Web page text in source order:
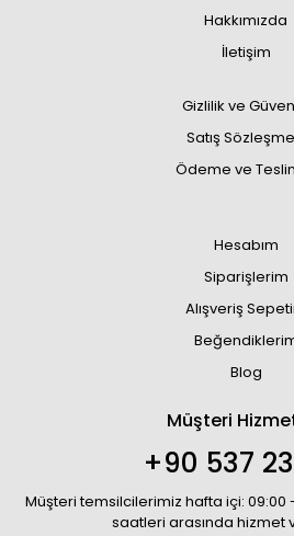
Hakkımızda
İletişim
Gizlilik ve
Satış
Ödeme ve
Hesabım
Siparişlerim
Alışveriş
Blog
Müşteri
+90 537
Müşteri temsilcilerimiz hafta içi: 09:00
saatleri arasında hizmet